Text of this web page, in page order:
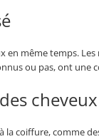
en même temps.
ou pas, ont
cheveux
coiffure, comme